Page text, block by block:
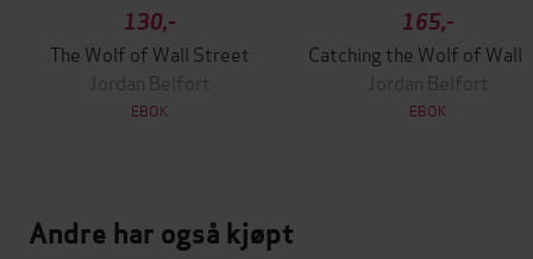
130,-
The Wolf of Wall Street
Jordan Belfort
EBOK
165,-
Jordan Belfort
EBOK
Andre har også kjøpt